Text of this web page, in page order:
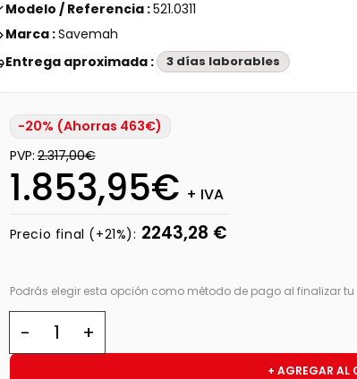
Modelo / Referencia :521.0311
Marca :Savemah
Entrega aproximada :
3 días laborables
-20% (Ahorras 463€)
PVP:2.317,00€
1.853,95€ + IVA
Precio final (+21%): 2243,28 €
Podrás elegir esta opción como método de pago al finalizar
+ AGREGAR AL